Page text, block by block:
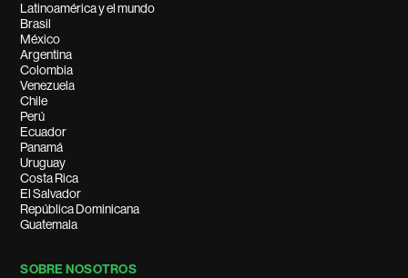
Latinoamérica y el mundo
Brasil
México
Argentina
Colombia
Venezuela
Chile
Perú
Ecuador
Panamá
Uruguay
Costa Rica
El Salvador
República Dominicana
Guatemala
SOBRE NOSOTROS